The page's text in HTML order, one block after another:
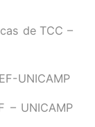
de TCC –
UNICAMP
– UNICAMP